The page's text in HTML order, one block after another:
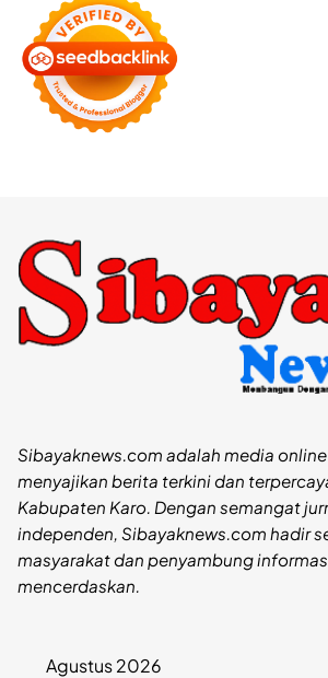
Sibayaknews.com adalah media
menyajikan berita terkini dan
Kabupaten Karo. Dengan semangat
independen, Sibayaknews.com hadir
masyarakat dan penyambung
mencerdaskan.
Agustus 2026